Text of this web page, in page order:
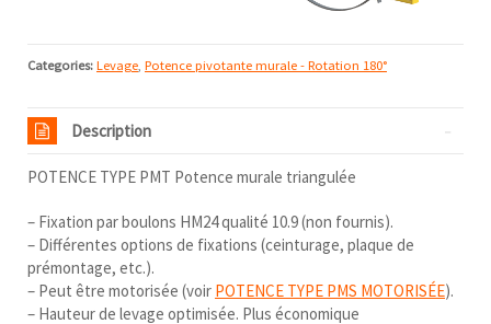
Categories: Levage Potence pivotante murale - Rotation 180°
Description
POTENCE TYPE PMT Potence murale triangulée
– Fixation par boulons HM24 qualité 10.9 (non fournis).
– Différentes options de fixations (ceinturage, plaque de
prémontage, etc.).
– Peut être motorisée (voir POTENCE TYPE PMS MOTORISÉE).
– Hauteur de levage optimisée. Plus économique